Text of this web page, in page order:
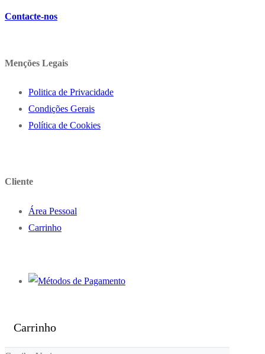
Contacte-nos
Menções Legais
Politica de Privacidade
Condições Gerais
Política de Cookies
Cliente
Área Pessoal
Carrinho
Carrinho